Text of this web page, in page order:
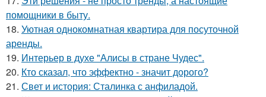
помощники в быту.
18. Уютная однокомнатная квартира для посуточной
аренды.
19. Интерьер в духе "Алисы в стране Чудес".
20. Кто сказал, что эффектно - значит дорого?
21. Свет и история: Сталинка с анфиладой.